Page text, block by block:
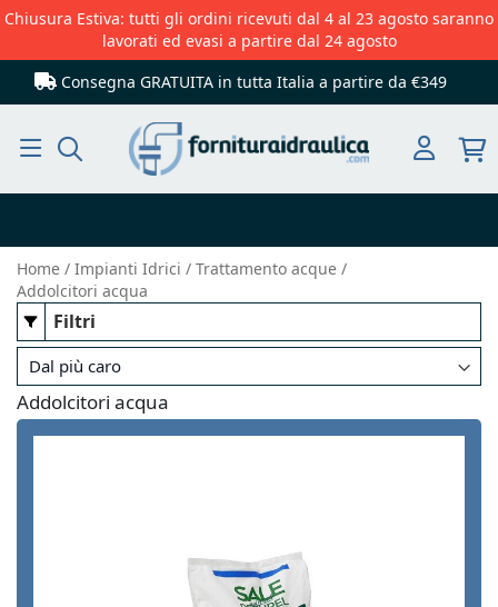
Chiusura Estiva: tutti gli ordini ricevuti dal 4 al 23 agosto saranno
lavorati ed evasi a partire dal 24 agosto
Consegna GRATUITA in tutta Italia a partire da €349
Home Impianti Idrici
Trattamento acque
Addolcitori acqua
Addolcitori acqua
Filtri